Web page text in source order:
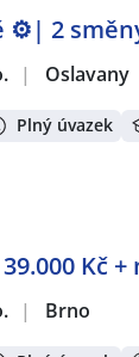
2
| Oslavany
Plný úvazek
Kč
| Brno